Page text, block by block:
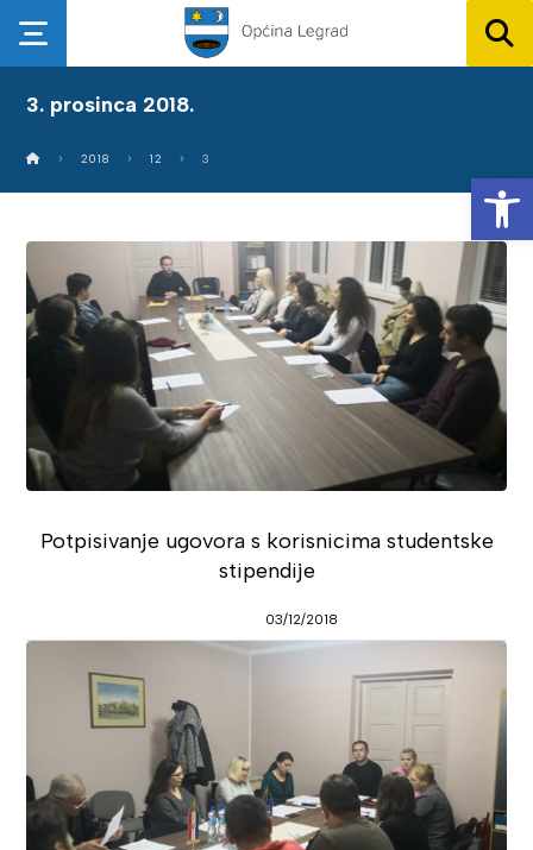
3. prosinca 2018.
2018 12 3
Potpisivanje ugovora s korisnicima studentske
stipendije
03/12/2018